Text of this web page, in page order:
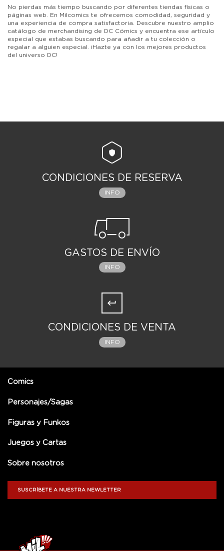
No pierdas más tiempo buscando por diferentes tiendas físicas o
páginas web. En Milcomics te ofrecemos comodidad, seguridad y
una experiencia de compra satisfactoria. Descubre nuestro amplio
catálogo de merchandising de DC Cómics y encuentra ese artículo
especial que estabas buscando para añadir a tu colección o
regalar a alguien especial. ¡Hazte ya con los mejores productos
del universo DC!
CONDICIONES DE RESERVA
INFO
GASTOS DE ENVÍO
INFO
CONDICIONES DE VENTA
INFO
Comics
Personajes/Sagas
Figuras y Funkos
Juegos y Cartas
Sobre nosotros
SUSCRÍBETE A NUESTRA NEWLETTER